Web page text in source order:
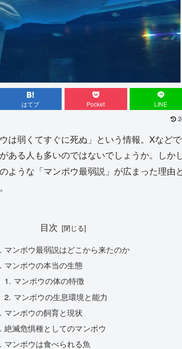
はてブ Pocket LINE
は弱くてすぐに死ぬ」という情報。Xなど
ある人も多いのではないでしょうか。しかし
ような「マンボウ最弱説」が広まった理由
目次
マンボウ最弱説はどこから来たのか
マンボウの本当の生態
マンボウの体の特徴
マンボウの生息環境と能力
マンボウの飼育と現状
絶滅危惧種としてのマンボウ
マンボウは食べられる魚